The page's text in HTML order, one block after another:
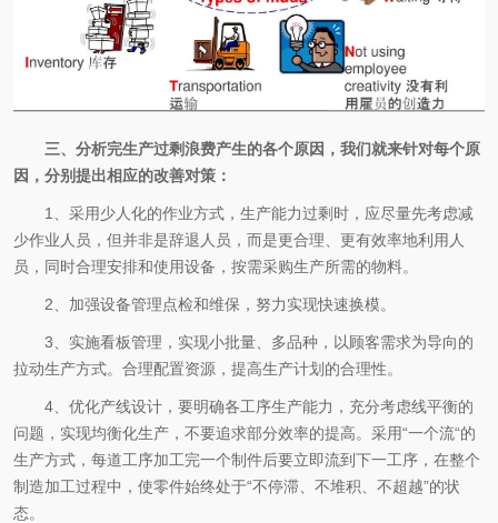
三、分析完生产过剩浪费产生的各个原因，我们就来针对每个原
因，分别提出相应的改善对策：
1、采用少人化的作业方式，生产能力过剩时，应尽量先考虑减
少作业人员，但并非是辞退人员，而是更合理、更有效率地利用人
员，同时合理安排和使用设备，按需采购生产所需的物料。
2、加强设备管理点检和维保，努力实现快速换模。
3、实施看板管理，实现小批量、多品种，以顾客需求为导向的
拉动生产方式。合理配置资源，提高生产计划的合理性。
4、优化产线设计，要明确各工序生产能力，充分考虑线平衡的
问题，实现均衡化生产，不要追求部分效率的提高。采用“一个流“的
生产方式，每道工序加工完一个制件后要立即流到下一工序，在整个
制造加工过程中，使零件始终处于“不停滞、不堆积、不超越”的状
态。